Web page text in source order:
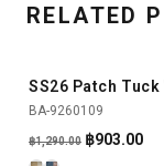
RELATED
-30%
SS26 Patch
BA-9260109
฿1,290.00 Original
฿903.00